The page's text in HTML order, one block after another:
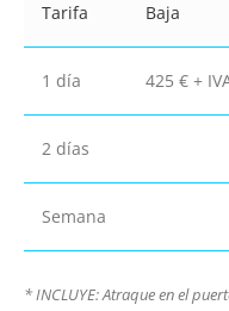
Tarifa Baja
1 día 425 € +
2 días
Semana
* INCLUYE: Atraque en el